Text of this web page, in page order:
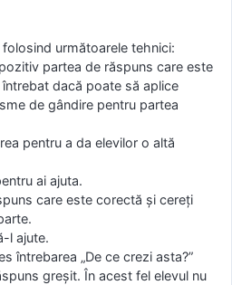
următoarele tehnici:
partea de răspuns care este
dacă poate să aplice
de gândire pentru partea
pentru a da elevilor o altă
ai ajuta.
care este corectă şi cereţi
l ajute.
întrebarea „De ce crezi asta?”
greşit. În acest fel elevul nu